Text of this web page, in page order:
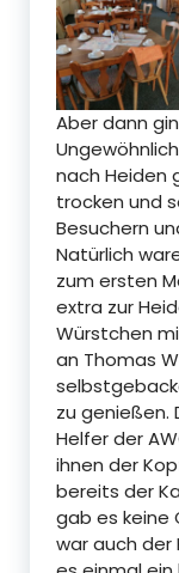
Aber dann
nach Heiden
trocken und
Besuchern
Natürlich
zum ersten
extra zur
Würstchen
an Thomas
zu genießen.
Helfer der
ihnen der
bereits der
gab es keine
war auch der